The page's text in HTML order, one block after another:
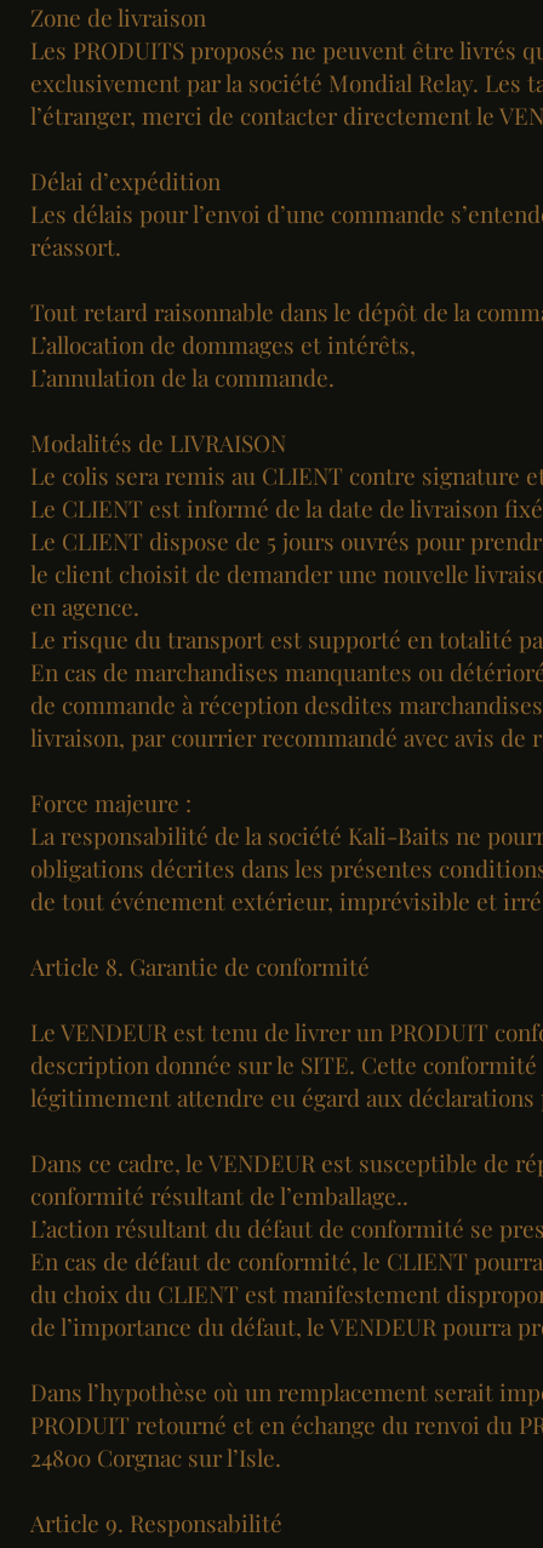
Zone de livraison
Les PRODUITS proposés ne peuvent être livrés
exclusivement par la société Mondial Relay. Les
l’étranger, merci de contacter directement le
Délai d’expédition
Les délais pour l’envoi d’une commande
réassort.
Tout retard raisonnable dans le dépôt de la
L’allocation de dommages et intérêts,
L’annulation de la commande.
Modalités de LIVRAISON
Le colis sera remis au CLIENT contre
Le CLIENT est informé de la date de livraison
Le CLIENT dispose de 5 jours ouvrés pour
le client choisit de demander une nouvelle
en agence.
Le risque du transport est supporté en totalité
En cas de marchandises manquantes ou
de commande à réception desdites
livraison, par courrier recommandé avec avis de
Force majeure :
La responsabilité de la société Kali-Baits ne
obligations décrites dans les présentes
de tout événement extérieur, imprévisible et
Article 8. Garantie de conformité
Le VENDEUR est tenu de livrer un PRODUIT
description donnée sur le SITE. Cette
légitimement attendre eu égard aux
Dans ce cadre, le VENDEUR est susceptible de
conformité résultant de l’emballage..
L’action résultant du défaut de conformité se
En cas de défaut de conformité, le CLIENT
du choix du CLIENT est manifestement
de l’importance du défaut, le VENDEUR pourra
Dans l’hypothèse où un remplacement serait
PRODUIT retourné et en échange du renvoi du
24800 Corgnac sur l’Isle.
Article 9. Responsabilité